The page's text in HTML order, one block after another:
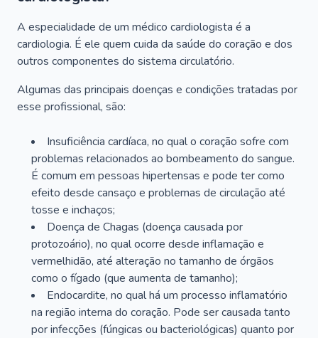
A especialidade de um médico cardiologista é a
cardiologia. É ele quem cuida da saúde do coração e dos
outros componentes do sistema circulatório.
Algumas das principais doenças e condições tratadas por
esse profissional, são:
Insuficiência cardíaca, no qual o coração sofre com
problemas relacionados ao bombeamento do sangue.
É comum em pessoas hipertensas e pode ter como
efeito desde cansaço e problemas de circulação até
tosse e inchaços;
Doença de Chagas (doença causada por
protozoário), no qual ocorre desde inflamação e
vermelhidão, até alteração no tamanho de órgãos
como o fígado (que aumenta de tamanho);
Endocardite, no qual há um processo inflamatório
na região interna do coração. Pode ser causada tanto
por infecções (fúngicas ou bacteriológicas) quanto por